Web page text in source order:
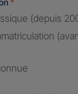
*
(depuis